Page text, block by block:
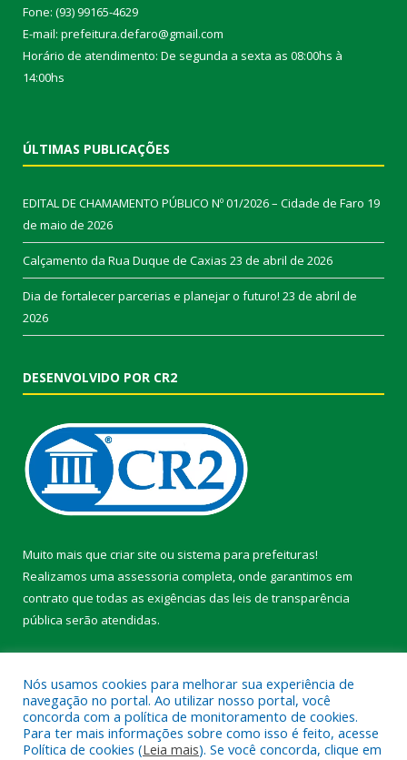
Fone: (93) 99165-4629
E-mail: prefeitura.defaro@gmail.com
Horário de atendimento: De segunda a sexta as 08:00hs à
14:00hs
ÚLTIMAS PUBLICAÇÕES
EDITAL DE CHAMAMENTO PÚBLICO Nº 01/2026 – Cidade de Faro 19
de maio de 2026
Calçamento da Rua Duque de Caxias 23 de abril de 2026
Dia de fortalecer parcerias e planejar o futuro! 23 de abril de
2026
DESENVOLVIDO POR CR2
Muito mais que criar site ou sistema para prefeituras!
Realizamos uma assessoria completa, onde garantimos em
contrato que todas as exigências das leis de transparência
pública serão atendidas.
Todos os direitos reservados a Prefeitura Municipal de Faro.
Nós usamos cookies para melhorar sua experiência de
navegação no portal. Ao utilizar nosso portal, você
concorda com a política de monitoramento de cookies.
Para ter mais informações sobre como isso é feito, acesse
Política de cookies (Leia mais). Se você concorda, clique em